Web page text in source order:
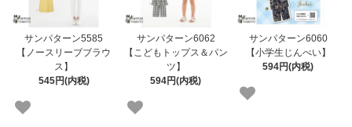
サンパターン5585
【ノースリーブブラウ
ス】
545円(内税)
サンパターン6062
【こどもトップス＆パン
ツ】
594円(内税)
サンパターン6060
【小学生じんべい】
594円(内税)